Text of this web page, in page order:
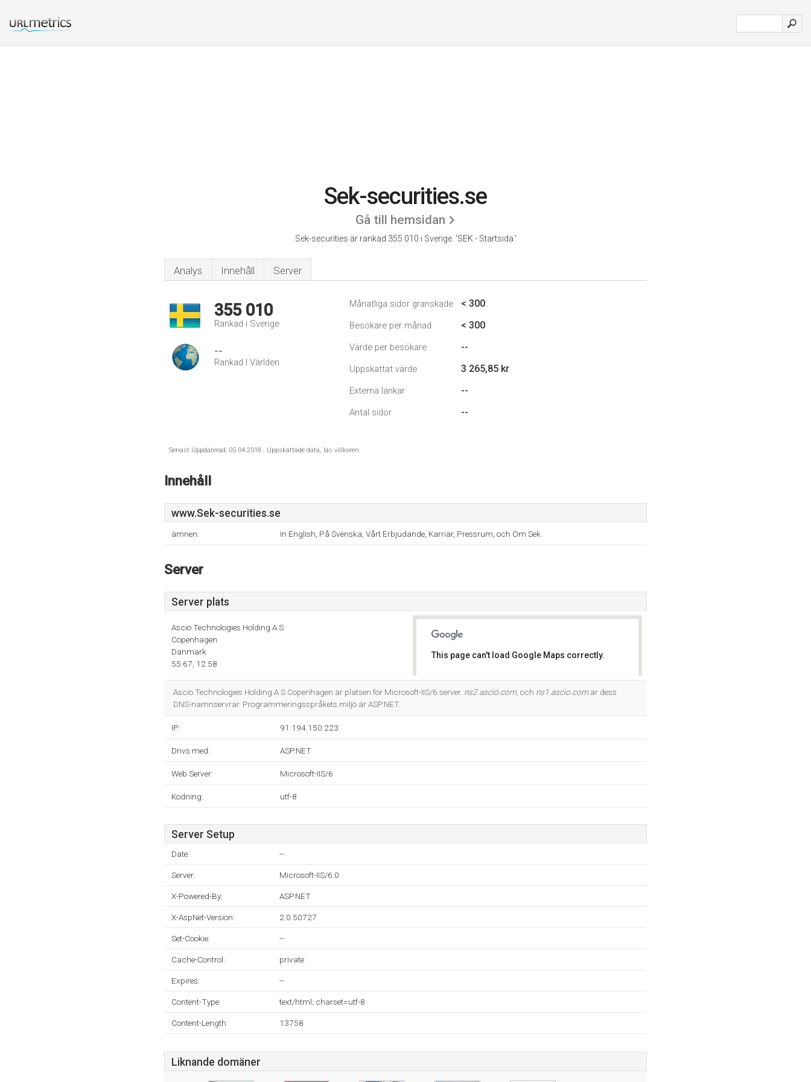
Sek-securities.se
Gå till hemsidan
Sek-securities är rankad 355 010 i Sverige. 'SEK - Startsida.'
Analys Innehåll Server
355 010
Rankad i Sverige
--
Rankad I Världen
Månatliga sidor granskade < 300
Besökare per månad < 300
Värde per besökare --
Uppskattat värde 3 265,85 kr
Externa länkar --
Antal sidor --
Senast Uppdaterad: 05.04.2018 . Uppskattade data, läs villkoren.
Innehåll
www.Sek-securities.se
ämnen: In English, På Svenska, Vårt Erbjudande, Karriär, Pressrum, och Om Sek.
Server
Server plats
Ascio Technologies Holding A S
Copenhagen
Danmark
55.67, 12.58
This page can't load Google Maps correctly.
Ascio Technologies Holding A S Copenhagen är platsen för Microsoft-IIS/6 server. ns2.ascio.com, och ns1.ascio.comär dess
DNS-namnservrar. Programmeringsspråkets miljö är ASP.NET.
IP: 91.194.150.223
Drivs med: ASP.NET
Web Server: Microsoft-IIS/6
Kodning: utf-8
Server Setup
Date: --
Server: Microsoft-IIS/6.0
X-Powered-By: ASP.NET
X-AspNet-Version: 2.0.50727
Set-Cookie: --
Cache-Control: private
Expires: --
Content-Type: text/html; charset=utf-8
Content-Length: 13758
Liknande domäner